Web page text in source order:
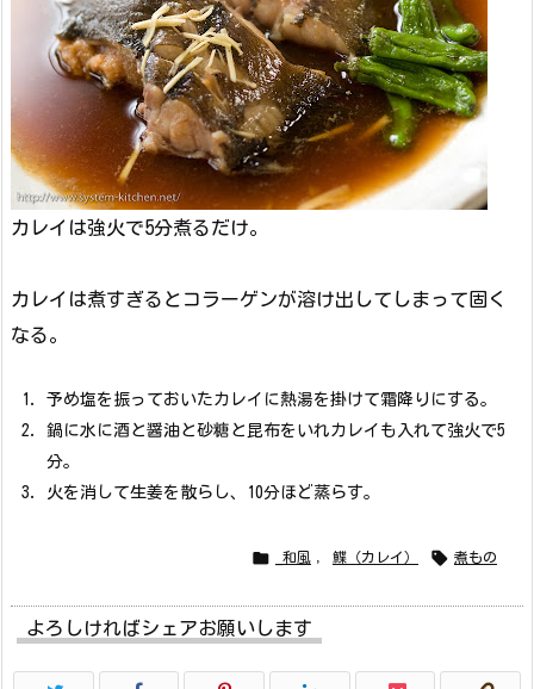
カレイは強火で5分煮るだけ。
カレイは煮すぎるとコラーゲンが溶け出してしまって固く
なる。
予め塩を振っておいたカレイに熱湯を掛けて霜降りにする。
鍋に水に酒と醤油と砂糖と昆布をいれカレイも入れて強火で5
分。
火を消して生姜を散らし、10分ほど蒸らす。
 _和風 鰈（カレイ）  煮もの
よろしければシェアお願いします